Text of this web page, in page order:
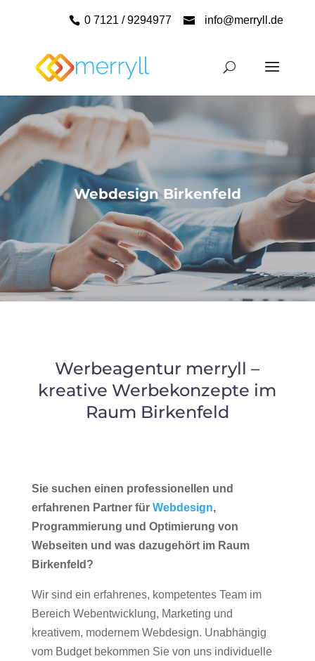
0 7121 / 9294977 info@merryll.de
Webdesign Birkenfeld
Werbeagentur merryll –
kreative Werbekonzepte im
Raum Birkenfeld
Sie suchen einen professionellen und
erfahrenen Partner für Webdesign,
Programmierung und Optimierung von
Webseiten und was dazugehört im Raum
Birkenfeld?
Wir sind ein erfahrenes, kompetentes Team im
Bereich Webentwicklung, Marketing und
kreativem, modernem Webdesign. Unabhängig
vom Budget bekommen Sie von uns individuelle